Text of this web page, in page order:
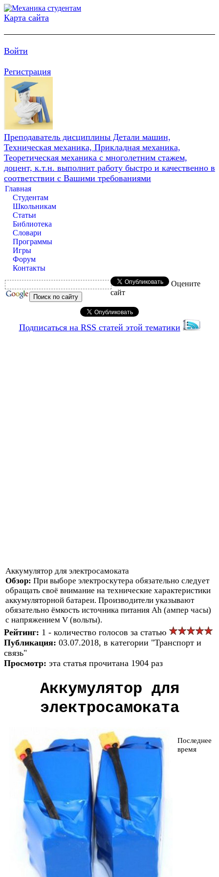
Карта сайта
Войти
Регистрация
Преподаватель дисциплины Детали машин,
Техническая механика, Прикладная механика,
Теоретическая механика с многолетним стажем,
доцент, к.т.н. выполнит работу быстро и качественно в
соответствии с Вашими требованиями
Главная
Студентам
Школьникам
Статьи
Библиотека
Словари
Программы
Игры
Форум
Контакты
Оцените
сайт
Подписаться на RSS статей этой тематики
Аккумулятор для электросамоката
Обзор: При выборе электроскутера обязательно следует
обращать своё внимание на технические характеристики
аккумуляторной батареи. Производители указывают
обязательно ёмкость источника питания Ah (ампер часы)
с напряжением V (вольты).
Рейтинг: 1 - количество голосов за статью
Публикация: 03.07.2018, в категории "Транспорт и
связь"
Просмотр: эта статья прочитана 1904 раз
Аккумулятор для
электросамоката
Последнее
время